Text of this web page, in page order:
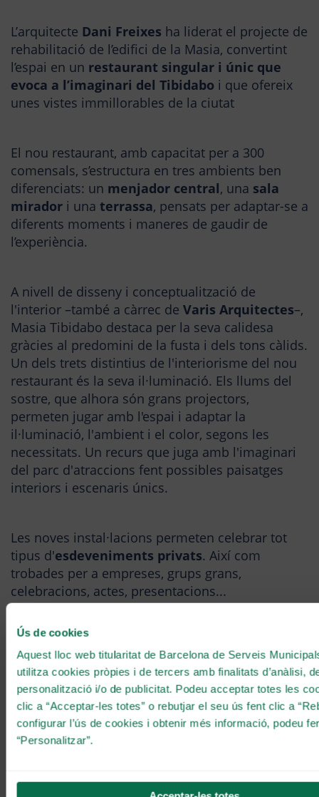
Ús de cookies
Aquest lloc web titularitat de Barcelona de Serveis
utilitza cookies pròpies i de tercers amb finalitats d’anàlisi,
personalització i/o de publicitat. Podeu acceptar totes les
clic a “Acceptar-les totes” o rebutjar el seu ús fent clic a
configurar l’ús de cookies i obtenir més informació, podeu
“Personalitzar”.
L’arquitecte Dani Freixes ha liderat el projecte de
rehabilitació de l’edifici de la Masia, convertint
l’espai en un restaurant singular i únic que
evoca a l’imaginari del Tibidabo i que ofereix
unes vistes immillorables de la ciutat
El nou restaurant, amb capacitat per a 300
comensals, s’estructura en tres ambients ben
diferenciats: un menjador central, una sala
mirador i una terrassa, pensats per adaptar-se a
diferents moments i maneres de gaudir de
l’experiència.
A nivell de disseny i conceptualització de
l'interior –també a càrrec de Varis Arquitectes–,
Masia Tibidabo destaca per la seva calidesa
gràcies al predomini de la fusta i dels tons càlids.
Un dels trets distintius de l'interiorisme del nou
restaurant és la seva il·luminació. Els llums del
sostre, que alhora són grans projectors,
permeten jugar amb l'espai i adaptar la
il·luminació, l'ambient i el color, segons les
necessitats. Un recurs que juga amb l'imaginari
del parc d'atraccions fent possibles paisatges
interiors i escenaris únics.
Les noves instal·lacions permeten celebrar tot
tipus d'esdeveniments privats. Així com
trobades per a empreses, grups grans,
celebracions, actes, presentacions...
La visió de Rafa Zafra
El prestigiós xef, Rafa Zafra, aterra al
Tibidabo amb una proposta gastronòmica
que amplia l’experiència del Cim més enllà
de les atraccions.
Al capdavant de Masia Tibidabo hi ha el xef Rafa